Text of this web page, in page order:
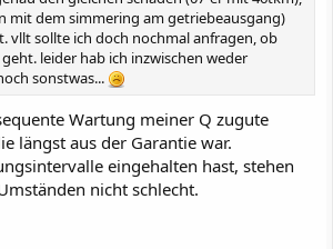
mit dem simmering am getriebeausgang)
vllt sollte ich doch nochmal anfragen, ob
leider hab ich inzwischen weder
sonstwas...
Wartung meiner Q zugute
längst aus der Garantie war.
eingehalten hast, stehen
nicht schlecht.